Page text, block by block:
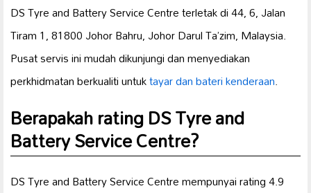
DS Tyre and Battery Service Centre terletak di 44, 6, Jalan
Tiram 1, 81800 Johor Bahru, Johor Darul Ta’zim, Malaysia.
Pusat servis ini mudah dikunjungi dan menyediakan
perkhidmatan berkualiti untuktayar danbateri kenderaan.
Berapakah rating DS Tyre and
Battery Service Centre?
DS Tyre and Battery Service Centre mempunyai rating 4.9